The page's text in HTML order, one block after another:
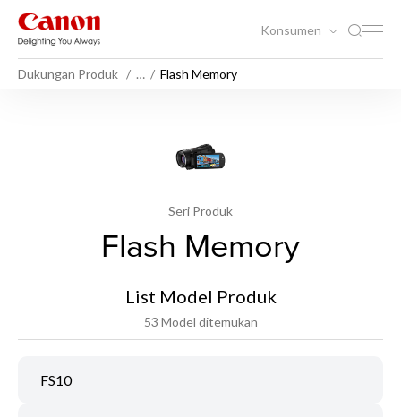
Konsumen
Dukungan Produk … Flash Memory
Seri Produk
Flash Memory
List Model Produk
53 Model ditemukan
FS10